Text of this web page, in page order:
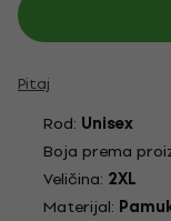
Pitaj
Rod: Unisex
Boja prema
Veličina: 2XL
Materijal: